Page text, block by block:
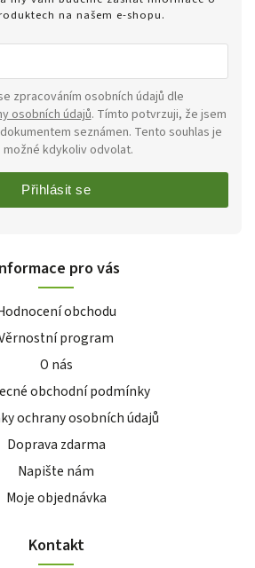
na našem e-shopu.
osobních údajů. Tímto potvrzuji, že jsem
seznámen. Tento souhlas je
možné kdykoliv odvolat.
Přihlásit se
pro vás
obchodu
program
O nás
obchodní podmínky
ochrany osobních údajů
Doprava zdarma
Napište nám
Moje objednávka
Kontakt